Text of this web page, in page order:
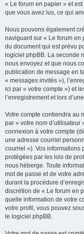
« Le forum en papier » et
que vous avez lus, ce qui
Nous pouvons également
naviguant sur « Le forum en
du document qui est prévu
logiciel phpBB. La seconde
nous envoyez et que nous
publication de message en
« messages invités »),
ici par « votre compte ») et
l’enregistrement et lors
Votre compte contiendra au
par « votre nom
connexion à votre compte
une adresse courriel
courriel »). Vos informations
protégées par les lois de
nous héberge. Toute
mot de passe et de votre
durant la procédure
discrétion de « Le forum en
quelle information de votre
votre profil, vous pouvez
le logiciel phpBB.